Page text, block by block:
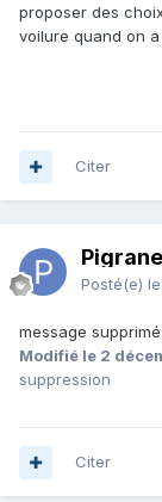
proposer des
voilure quand on
Citer
Posté(e)
message supprimé
Modifié le 2
suppression
Citer